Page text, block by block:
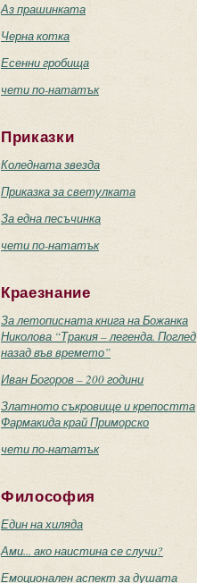
Аз прашинката
Черна котка
Есенни гробища
чети по-нататък
Приказки
Коледната звезда
Приказка за светулката
За една песъчинка
чети по-нататък
Краезнание
За летописната книга на Божанка
Николова “Тракия – легенда. Поглед
назад във времето”
Иван Богоров – 200 години
Златното съкровище и крепостта
Фармакида край Приморско
чети по-нататък
Философия
Един на хиляда
Ами... ако наистина се случи?
Емоционален аспект за душата